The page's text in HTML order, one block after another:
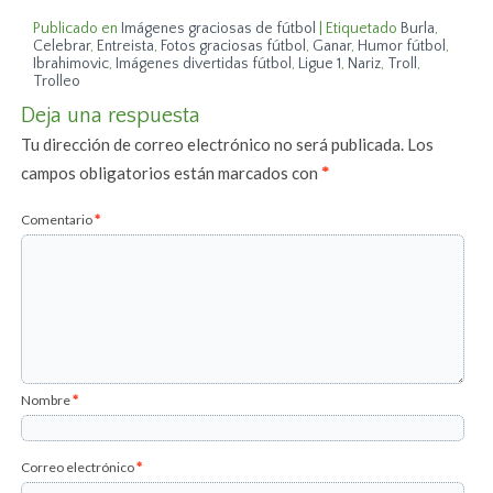
Publicado en Imágenes graciosas de fútbol Etiquetado Burla,
Celebrar, Entreista, Fotos graciosas fútbol, Ganar, Humor fútbol,
Ibrahimovic, Imágenes divertidas fútbol, Ligue 1, Nariz, Troll,
Trolleo
Deja una respuesta
Tu dirección de correo electrónico no será publicada. Los
campos obligatorios están marcados con*
Comentario*
Nombre*
Correo electrónico*